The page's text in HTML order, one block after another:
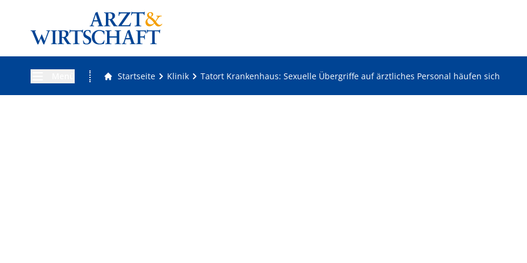
Startseite Klinik Tatort Krankenhaus: Sexuelle Übergriffe auf ärztliches Personal häufen sich